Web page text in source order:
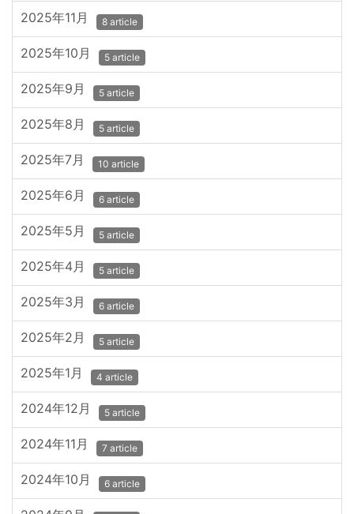
2025年11月 8 article
2025年10月 5 article
2025年9月 5 article
2025年8月 5 article
2025年7月 10 article
2025年6月 6 article
2025年5月 5 article
2025年4月 5 article
2025年3月 6 article
2025年2月 5 article
2025年1月 4 article
2024年12月 5 article
2024年11月 7 article
2024年10月 6 article